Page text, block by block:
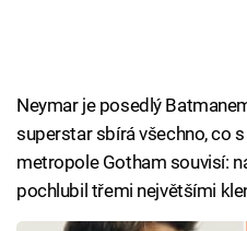
Neymar je posedlý
superstar sbírá všechno, co
metropole Gotham souvisí:
pochlubil třemi největšími